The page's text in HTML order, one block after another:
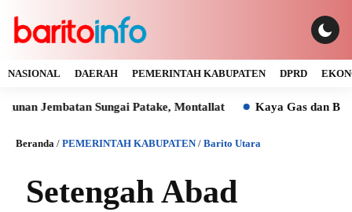
NASIONAL DAERAH PEMERINTAH KABUPATEN DPRD
Sungai Patake, Montallat Kaya Gas dan Batu Bara
Beranda / PEMERINTAH KABUPATEN/ Barito Utara
Setengah Abad